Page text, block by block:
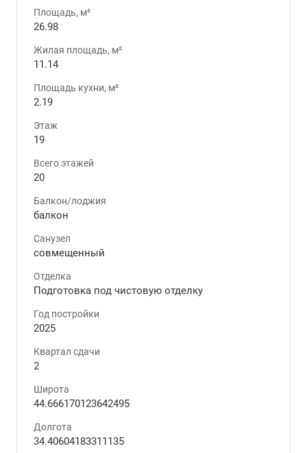
Площадь, м²
26.98
Жилая площадь, м²
11.14
Площадь кухни, м²
2.19
Этаж
19
Всего этажей
20
Балкон/лоджия
балкон
Санузел
совмещенный
Отделка
Подготовка под чистовую отделку
Год постройки
2025
Квартал сдачи
2
Широта
44.666170123642495
Долгота
34.40604183311135